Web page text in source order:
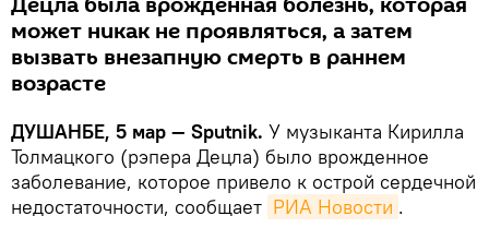
может никак не проявляться, а затем
вызвать внезапную смерть в раннем
возрасте
ДУШАНБЕ, 5 мар — Sputnik. У музыканта Кирилла
Толмацкого (рэпера Децла) было врожденное
заболевание, которое привело к острой сердечной
недостаточности, сообщает РИА Новости .